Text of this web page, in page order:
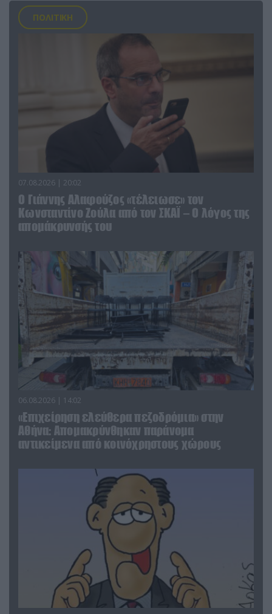
ΠΟΛΙΤΙΚΗ
07.08.2026 | 20:02
Ο Γιάννης Αλαφούζος «τέλειωσε» τον
Κωνσταντίνο Ζούλα από τον ΣΚΑΪ – Ο λόγος της
απομάκρυνσής του
06.08.2026 | 14:02
«Επιχείρηση ελεύθερα πεζοδρόμια» στην
Αθήνα: Απομακρύνθηκαν παράνομα
αντικείμενα από κοινόχρηστους χώρους